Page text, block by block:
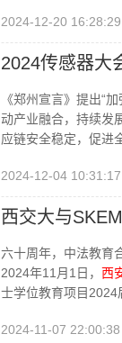
2024-12-20 16:28:29
2024传感器大
《郑州宣言》提出“
动产业融合，持续发
应链安全稳定，促进
2024-12-04 10:31:17
西交大与
六十周年，中法教育
2024年11月1日， 西
士学位教育项目2024
2024-11-07 22:00:38